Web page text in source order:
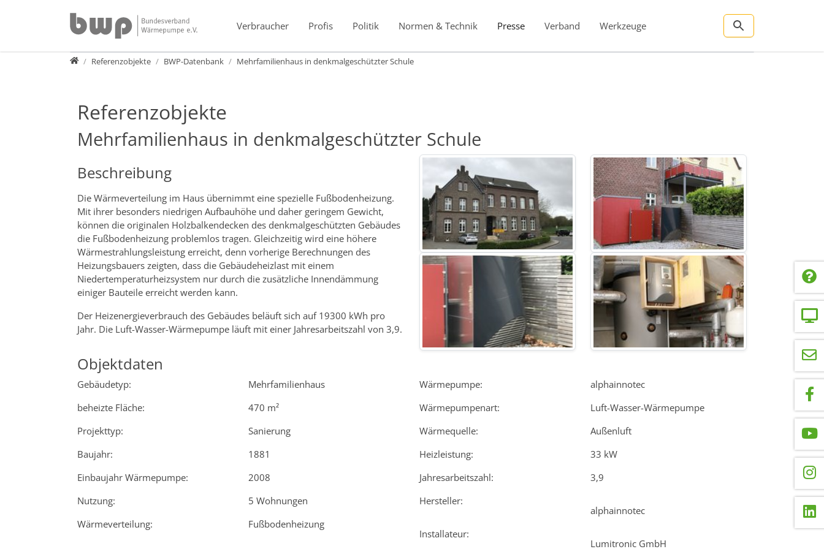
Verbraucher
Profis Politik Normen & Technik Presse Verband Werkzeuge
PresseReferenzobjekte BWP-Datenbank Mehrfamilienhaus in denkmalgeschützter Schule
Referenzobjekte
Mehrfamilienhaus in denkmalgeschützter Schule
Beschreibung
Die Wärmeverteilung im Haus übernimmt eine spezielle Fußbodenheizung.
Mit ihrer besonders niedrigen Aufbauhöhe und daher geringem Gewicht,
können die originalen Holzbalkendecken des denkmalgeschützten Gebäudes
die Fußbodenheizung problemlos tragen. Gleichzeitig wird eine höhere
Wärmestrahlungsleistung erreicht, denn vorherige Berechnungen des
Heizungsbauers zeigten, dass die Gebäudeheizlast mit einem
Niedertemperaturheizsystem nur durch die zusätzliche Innendämmung
einiger Bauteile erreicht werden kann.
Der Heizenergieverbrauch des Gebäudes beläuft sich auf 19300 kWh pro
Jahr. Die Luft-Wasser-Wärmepumpe läuft mit einer Jahresarbeitszahl von 3,9.
Objektdaten
Gebäudetyp:
Mehrfamilienhaus
beheizte Fläche:
470 m²
Projekttyp:
Sanierung
Baujahr:
1881
Einbaujahr Wärmepumpe:
2008
Nutzung:
5 Wohnungen
Wärmeverteilung:
Fußbodenheizung
Wärmepumpe:
alphainnotec
Wärmepumpenart:
Luft-Wasser-Wärmepumpe
Wärmequelle:
Außenluft
Heizleistung:
33 kW
Jahresarbeitszahl:
3,9
Hersteller:
alphainnotec
Installateur:
Lumitronic GmbH